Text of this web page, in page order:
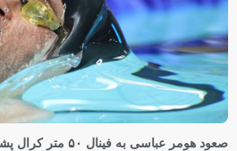
صعود هومر عباسی به فینال ۵۰ متر کرال پشت مسابقات غرب آسیا